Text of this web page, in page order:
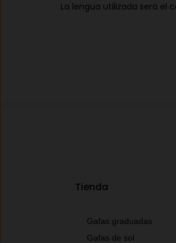
La lengua utilizada será el
Tienda
Gafas graduadas
Gafas de sol